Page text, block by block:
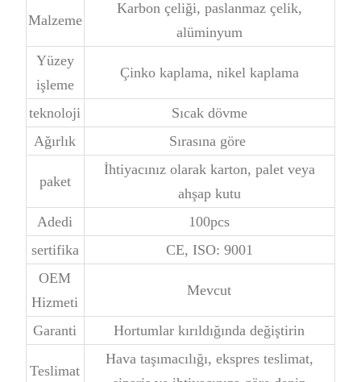
Malzeme
Karbon çeliği, paslanmaz çelik,
alüminyum
Yüzey
işleme
Çinko kaplama, nikel kaplama
teknoloji
Sıcak dövme
Ağırlık
Sırasına göre
paket
İhtiyacınız olarak karton, palet veya
ahşap kutu
Adedi
100pcs
sertifika
CE, ISO: 9001
OEM
Hizmeti
Mevcut
Garanti Hortumlar kırıldığında değiştirin
Teslimat
Hava taşımacılığı, ekspres teslimat,